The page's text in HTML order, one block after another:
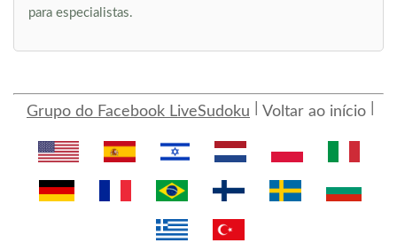
para especialistas.
Grupo do Facebook LiveSudoku Voltar ao início